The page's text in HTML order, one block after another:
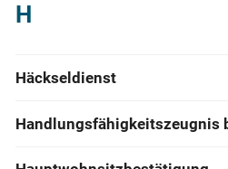
H
Häckseldienst
Handlungsfähigkeitszeugnis